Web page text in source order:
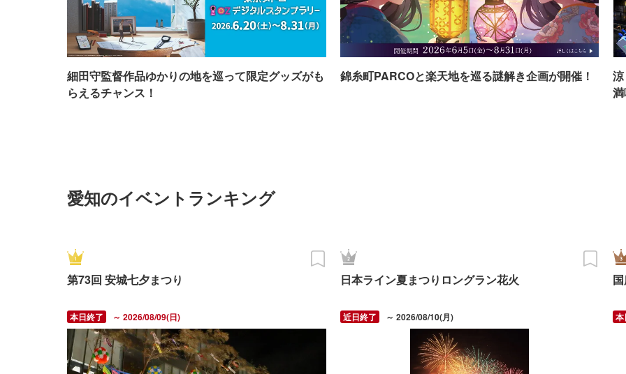
細田守監督作品ゆかりの地を巡って限定グッズがも
らえるチャンス！
錦糸町PARCOと楽天地を巡る謎解き企画が開催！
愛知のイベントランキング
第73回 安城七夕まつり
～ 2026/08/09(日)
日本ライン夏まつりロングラン花火
～ 2026/08/10(月)